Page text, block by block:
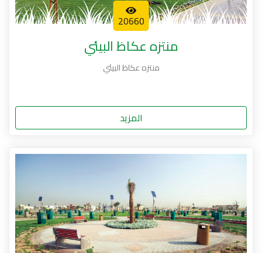
20660
منتزه عكاظ البيئي
منتزه عكاظ البيئي
المزيد